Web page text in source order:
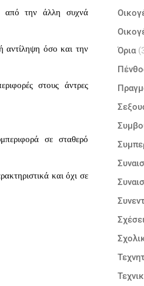
από την άλλη συχνά
αντίληψη όσο και την
στους άντρες
σε σταθερό
και όχι σε
Όρια